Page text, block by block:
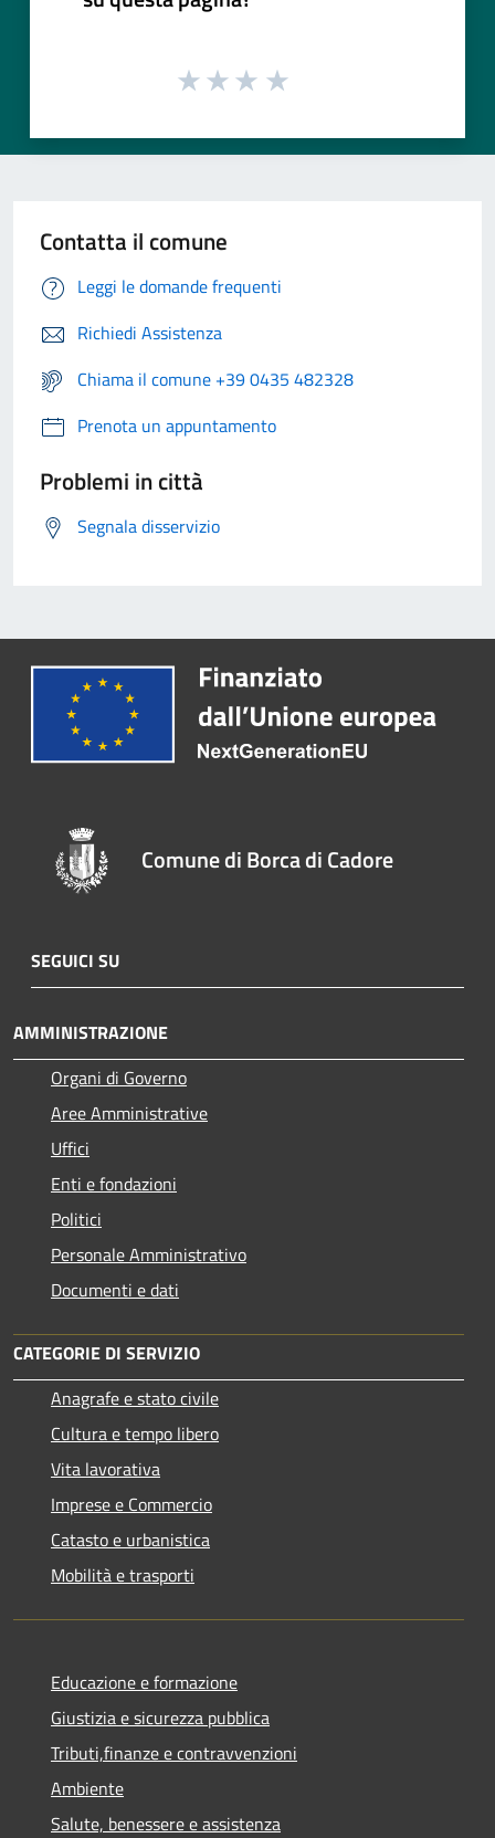
Contatta il comune
Leggi le domande frequenti
Richiedi Assistenza
Chiama il comune +39 0435 482328
Prenota un appuntamento
Problemi in città
Segnala disservizio
Comune di Borca di Cadore
SEGUICI SU
AMMINISTRAZIONE
Organi di Governo
Aree Amministrative
Uffici
Enti e fondazioni
Politici
Personale Amministrativo
Documenti e dati
CATEGORIE DI SERVIZIO
Anagrafe e stato civile
Cultura e tempo libero
Vita lavorativa
Imprese e Commercio
Catasto e urbanistica
Mobilità e trasporti
Educazione e formazione
Giustizia e sicurezza pubblica
Tributi,finanze e contravvenzioni
Ambiente
Salute, benessere e assistenza